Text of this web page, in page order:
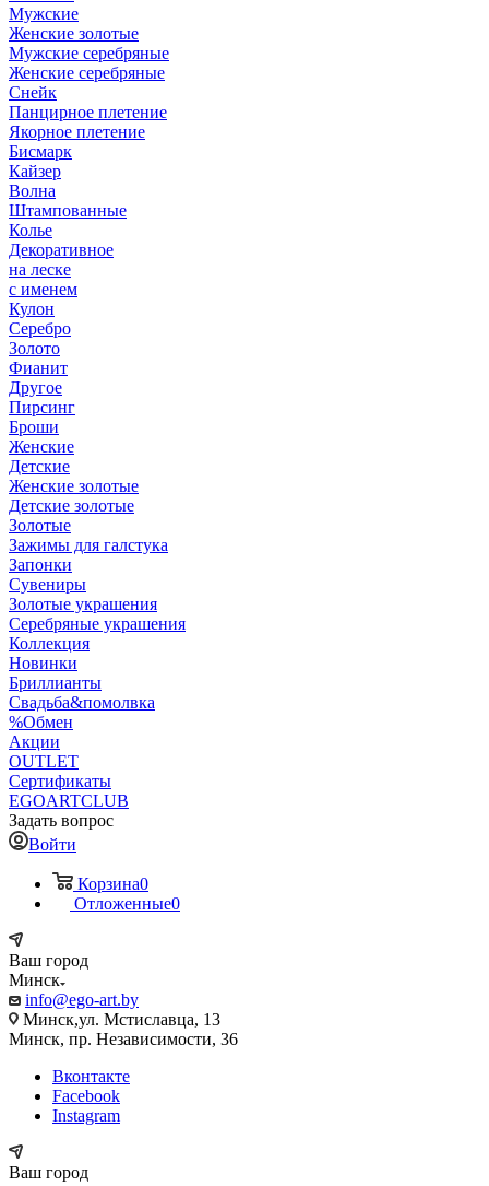
Мужские
Женские золотые
Мужские серебряные
Женские серебряные
Снейк
Панцирное плетение
Якорное плетение
Бисмарк
Кайзер
Волна
Штампованные
Колье
Декоративное
на леске
с именем
Кулон
Серебро
Золото
Фианит
Другое
Пирсинг
Броши
Женские
Детские
Женские золотые
Детские золотые
Золотые
Зажимы для галстука
Запонки
Сувениры
Золотые украшения
Серебряные украшения
Коллекция
Новинки
Бриллианты
Свадьба&помолвка
%Обмен
Акции
OUTLET
Сертификаты
EGOARTCLUB
Задать вопрос
Войти
Корзина0
Отложенные0
Ваш город
Минск
info@ego-art.by
Минск,ул. Мстиславца, 13
Минск, пр. Независимости, 36
Вконтакте
Facebook
Instagram
Ваш город